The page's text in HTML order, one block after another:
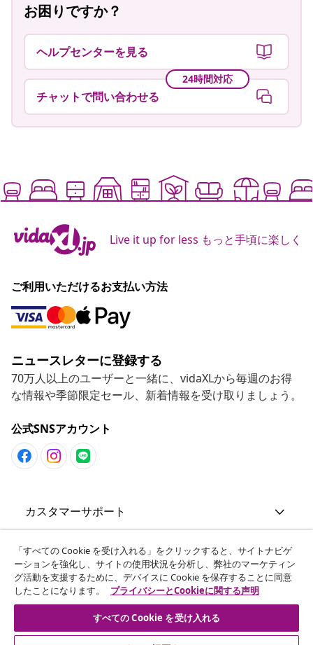
お困りですか？
ヘルプセンターを見る
24時間対応
チャットで問い合わせる
Live it up for less もっと手頃に楽しく
ご利用いただけるお支払い方法
ニュースレターに登録する
70万人以上のユーザーと一緒に、vidaXLから毎週のお得
な情報や季節限定セール、新着情報を受け取りましょう。
公式SNSアカウント
カスタマーサポート
ビジネス・パートナーシップ
vidaXL
その他の情報
「すべての Cookie を受け入れる」をクリックすると、サイトナビゲ
ーションを強化し、サイトの使用状況を分析し、弊社のマーケティン
グ活動を支援するために、デバイスに Cookie を保存することに同意
したことになります。
プライバシーとCookieに関する声明
すべての Cookie を受け入れる